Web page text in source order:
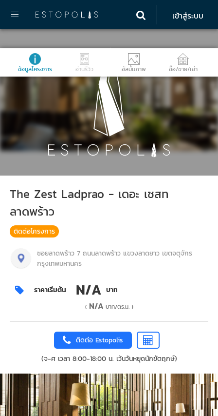
เข้าสู่ระบบ
ข้อมูลโครงการ อ่านรีวิว อัลบั้มภาพ ซื้อ/ขาย/เช่า
The Zest Ladprao - เดอะ เซสท
ลาดพร้าว
ติดต่อโครงการ
ซอยลาดพร้าว 7 ถนนลาดพร้าว แขวงลาดยาว เขตจตุจักร
กรุงเทพมหานคร
ราคาเริ่มต้น N/A บาท
( N/A บาท/ตร.ม. )
ติดต่อ Estopolis
(จ-ศ เวลา 8:00-18:00 น. เว้นวันหยุดนักขัตฤกษ์)